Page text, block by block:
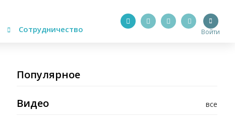
Сотрудничество Войти
Популярное
все
Видео